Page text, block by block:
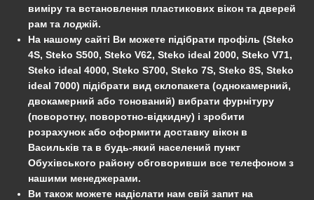
виміру та встановлення пластикових вікон та дверей
рам та лоджій.
На нашому сайті Ви можете підібрати профіль (Steko
4S, Steko S500, Steko V62, Steko ideal 2000, Steko V71,
Steko ideal 4000, Steko S700, Steko 7S, Steko 8S, Steko
ideal 7000) підібрати вид склопакета (однокамерний,
двокамерний або тонований) вибрати фурнітуру
(поворотну, поворотно-відкидну) і зробити
розрахунок або оформити доставку вікон в
Васильків та в будь-який населений пункт
Обухівського району обговоривши все телефоном з
нашими менеджерами.
Ви також можете надіслати нам свій запит на